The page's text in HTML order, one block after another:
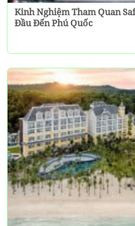
Kinh Nghiệm Tham Quan